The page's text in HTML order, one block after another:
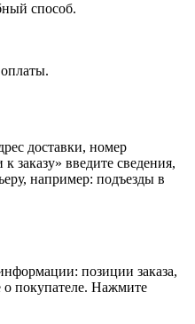
способ.
доставки, номер
заказу» введите сведения,
например: подъезды в
позиции заказа,
покупателе. Нажмите